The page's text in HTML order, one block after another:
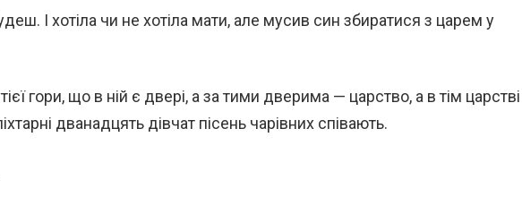
І хотіла чи не хотіла мати, але мусив син збиратися з царем у
гори, що в ній є двері, а за тими дверима — царство, а в тім царстві
дванадцять дівчат пісень чарівних співають.